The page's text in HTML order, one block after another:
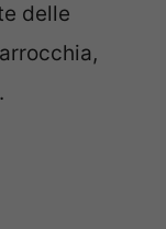
delle